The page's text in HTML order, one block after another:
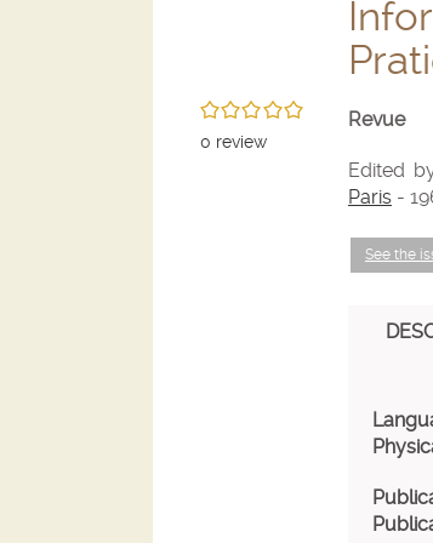
results
search
results
of
/5
0 review
Revue
Edited
Paris-
See the